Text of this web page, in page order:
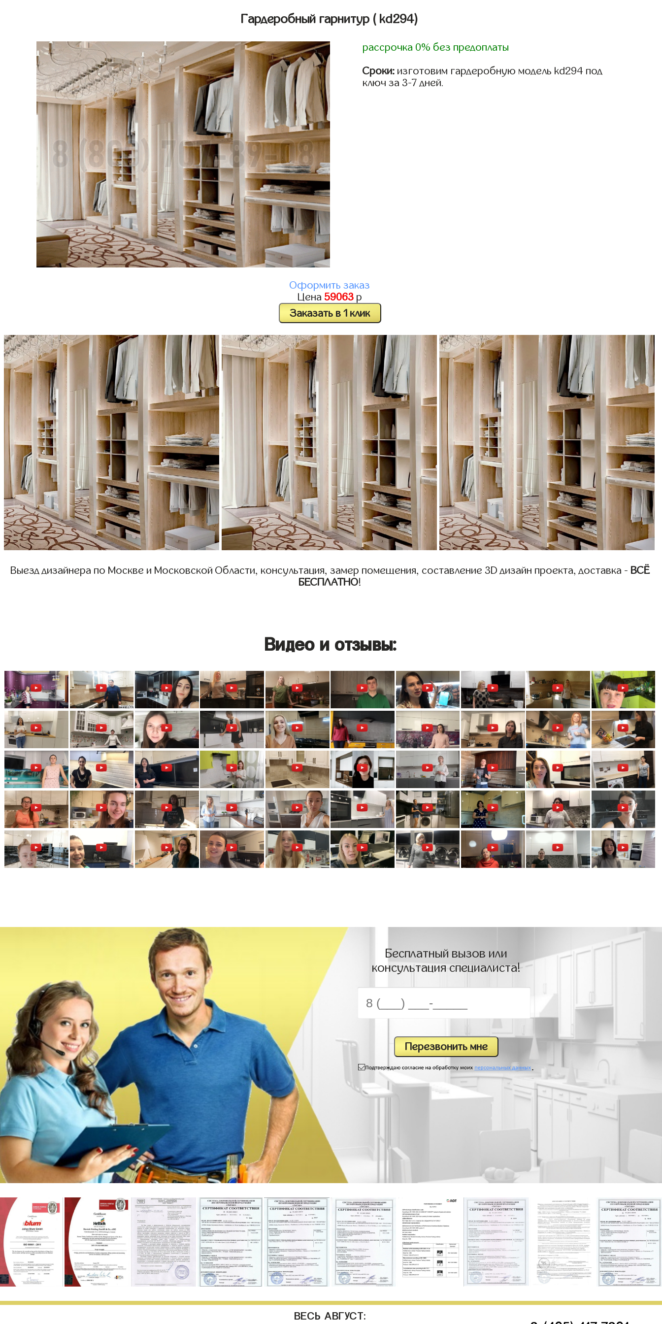
Гардеробный гарнитур ( kd294)
рассрочка 0% без предоплаты
Сроки: изготовим гардеробную модель kd294 под
ключ за 3-7 дней.
Оформить заказ
Цена 59063 р
Заказать в 1 клик
Выезд дизайнера по Москве и Московской Области, консультация, замер помещения, составление 3D дизайн проекта, доставка - ВСЁ
БЕСПЛАТНО!
Видео и отзывы:
Бесплатный вызов или
консультация специалиста!
.
ВЕСЬ АВГУСТ: